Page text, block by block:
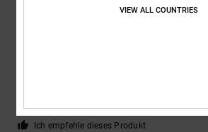
5/5
Ich empfehle dieses Produkt
VIEW ALL COUNTRIES